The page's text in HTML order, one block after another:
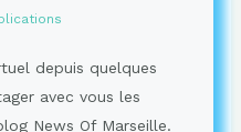
depuis quelques
avec vous les
News Of Marseille.